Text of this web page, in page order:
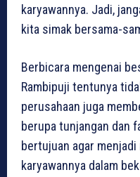
karyawannya. Jadi,
kita simak bersama-
Berbicara mengenai
Rambipuji tentunya
perusahaan juga
berupa tunjangan dan
bertujuan agar
karyawannya dalam